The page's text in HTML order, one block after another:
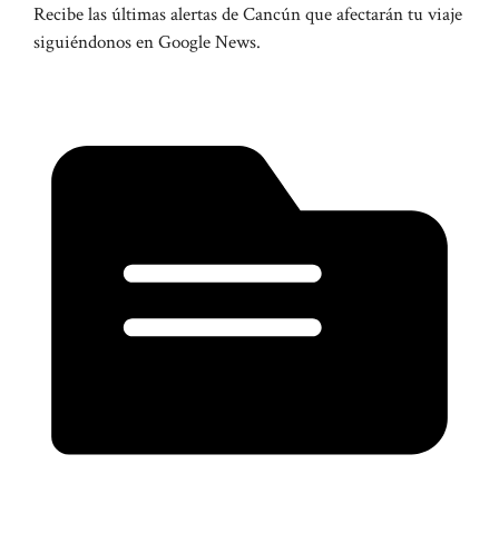
Recibe las últimas alertas de Cancún que afectarán tu viaje
siguiéndonos en Google News.